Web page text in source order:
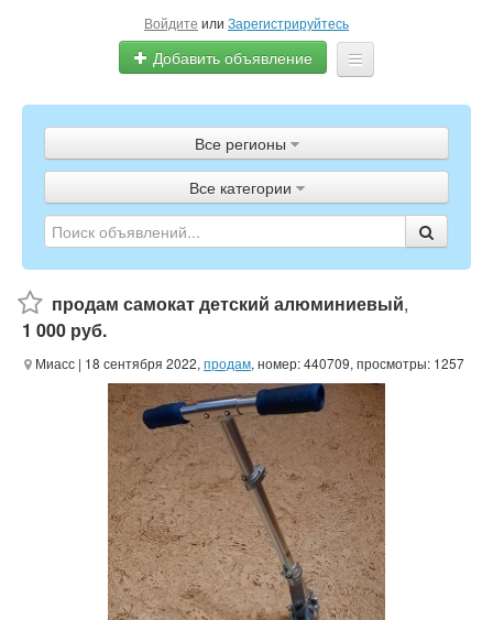
Войдите или Зарегистрируйтесь
Добавить объявление
Объявления
Полистать газету
ТВ-программа
Все регионы
Все категории
продам самокат детский алюминиевый,
1 000 руб.
Миасс | 18 сентября 2022, продам, номер: 440709, просмотры: 1257